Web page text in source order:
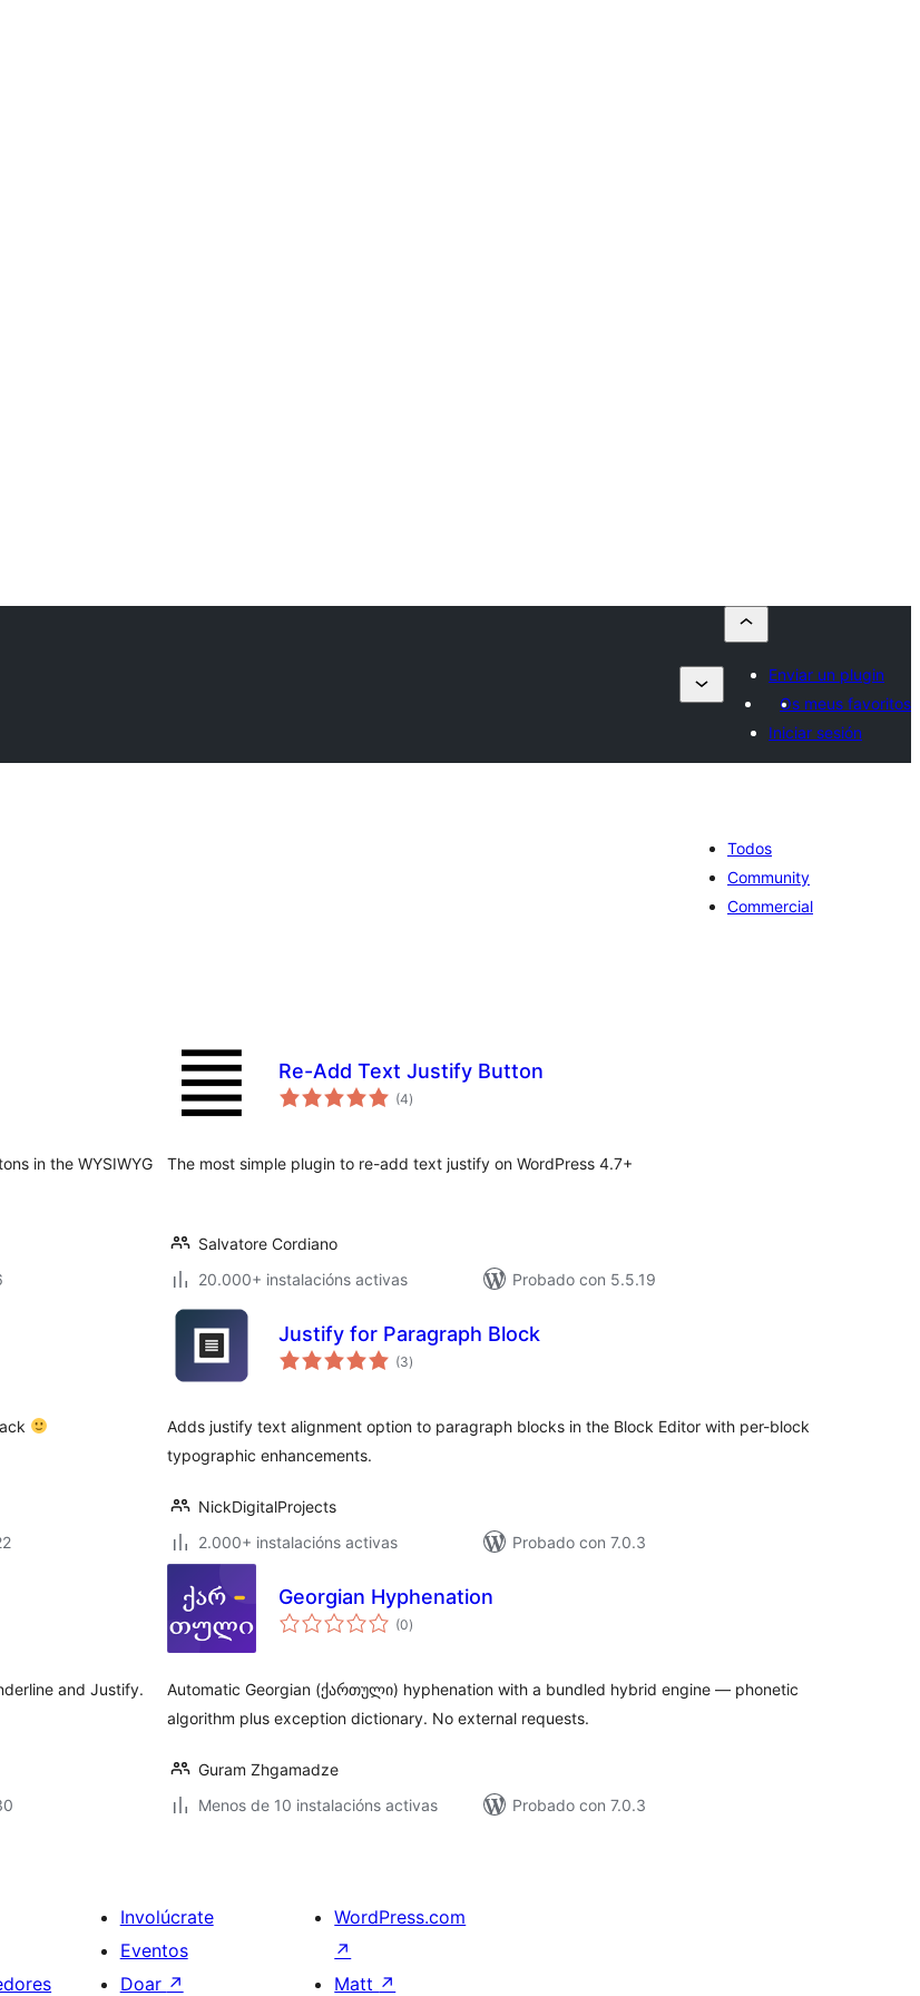
Enviar un plugin
Os meus favoritos
Iniciar sesión
Todos
Community
Commercial
in the WYSIWYG
Re-Add Text Justify Button
(4valoracións
totais
)
The most simple plugin to re-add text justify on WordPress 4.7+
Salvatore Cordiano
20.000+ instalacións activas
Probado con 5.5.19
Justify for Paragraph Block
(3valoracións
totais
)
Adds justify text alignment option to paragraph blocks in the Block Editor with per-block
typographic enhancements.
NickDigitalProjects
2.000+ instalacións activas
Probado con 7.0.3
and Justify.
Georgian Hyphenation
(0valoracións
totais
)
Automatic Georgian (ქართული) hyphenation with a bundled hybrid engine — phonetic
algorithm plus exception dictionary. No external requests.
Guram Zhgamadze
Menos de 10 instalacións activas
Probado con 7.0.3
Involúcrate
Eventos
Doar ↗
WordPress.com
↗
Matt ↗